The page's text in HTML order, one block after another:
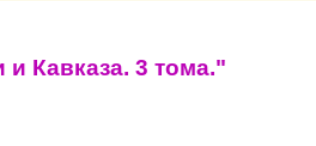
Кавказа. 3 тома."